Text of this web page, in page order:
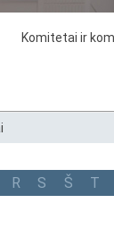
Komitetai ir
R S Š T